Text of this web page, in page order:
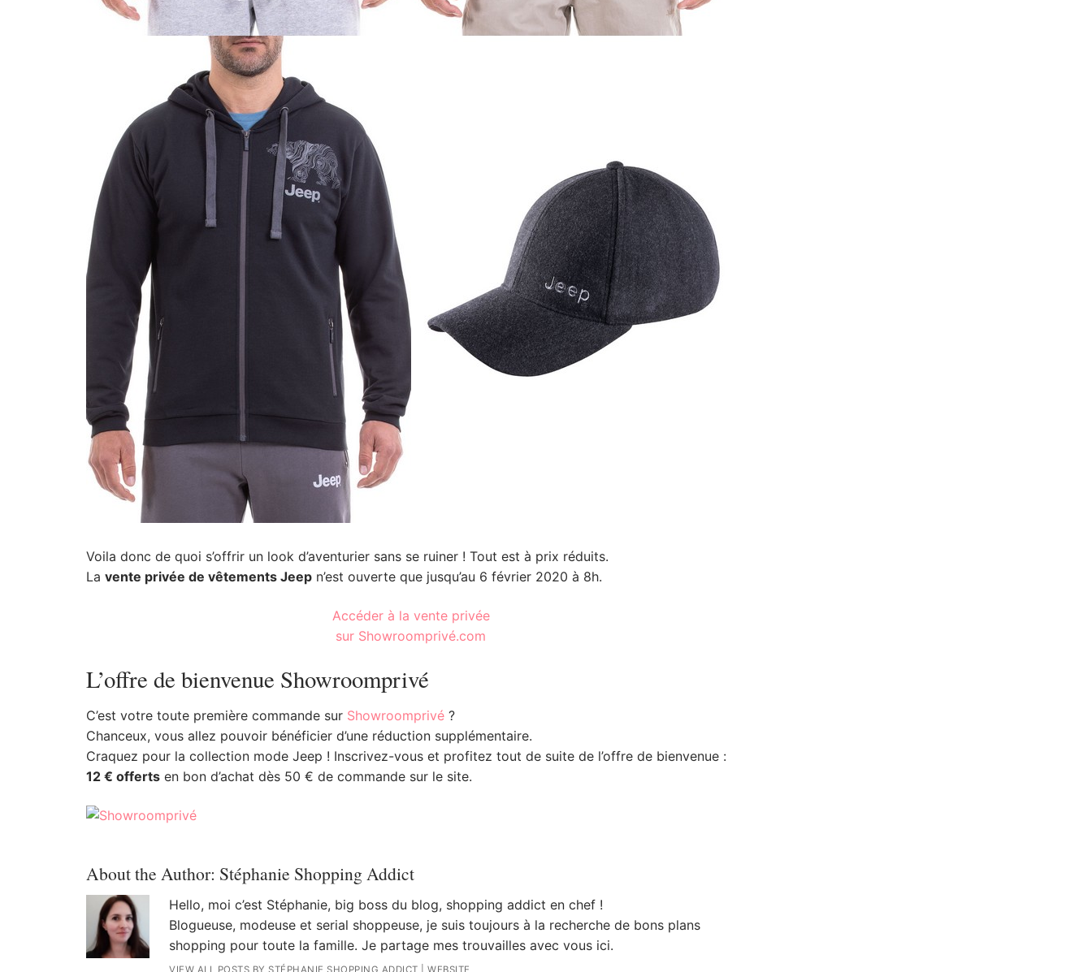
Voila donc de quoi s’offrir un look d’aventurier sans se ruiner ! Tout est à prix réduits.
La vente privée de vêtements Jeepn’est ouverte que jusqu’au 6 février 2020 à 8h.
Accéder à la vente privée
sur Showroomprivé.com
L’offre de bienvenue Showroomprivé
C’est votre toute première commande sur Showroomprivé?
Chanceux, vous allez pouvoir bénéficier d’une réduction supplémentaire.
Craquez pour la collection mode Jeep ! Inscrivez-vous et profitez tout de suite de l’offre de bienvenue :
12 € offertsen bon d’achat dès 50 € de commande sur le site.
About the Author: Stéphanie Shopping Addict
Hello, moi c’est Stéphanie, big boss du blog, shopping addict en chef !
Blogueuse, modeuse et serial shoppeuse, je suis toujours à la recherche de bons plans
shopping pour toute la famille. Je partage mes trouvailles avec vous ici.